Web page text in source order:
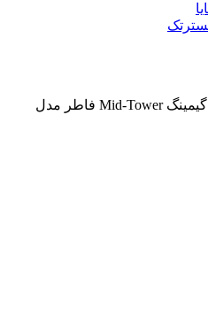
کیس گیمینگ Mid-Tower فاطر مدل